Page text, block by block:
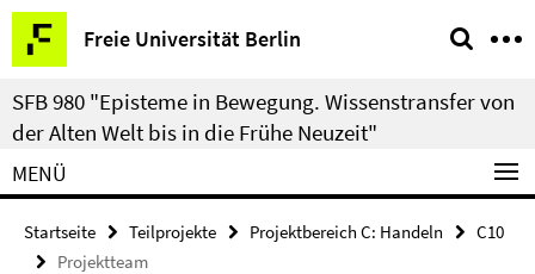
Springe
direkt
zu
Inhalt
Freie Universität Berlin
Service-
Navigation
SFB 980 "Episteme in Bewegung. Wissenstransfer von
der Alten Welt bis in die Frühe Neuzeit"
MENÜ
Startseite Teilprojekte Projektbereich C: Handeln
C10
Projektteam